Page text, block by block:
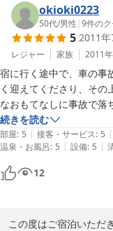
【ご利用の宿泊プラン】
【夏得】信州食材の炭火
貸別荘タイプのファミ
ていただき、よりご利
思います。
ご夕食も、元気なお子
たです。
炭火焼きの内容も、さ
です。
また、ご家族皆様でお
2011-08-04
okioki0223
50代/男性 |9件のク
5 2011
レジャー 家族 2011
宿に行く途中で、車の事
く迎えてくださり、そ
なおもてなしに事故で落
げます。
設備もログハウスに子ど
満足できました。事故車
らえないかとお願いし
た。旅先でトラブルにあ
続きを読む
部屋: 5 | 接客・サービス: 5 |
温泉・お風呂: 5 | 設備: 5 |
12
この度はご宿泊いただ